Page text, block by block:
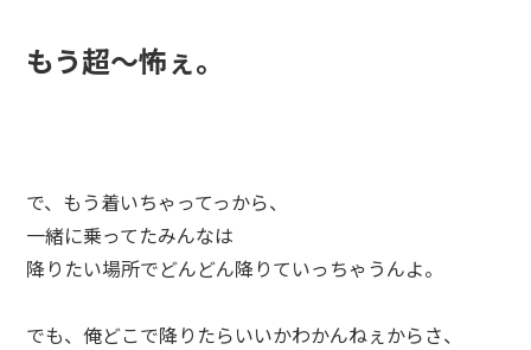
もう超～怖ぇ。
で、もう着いちゃってっから、
一緒に乗ってたみんなは
降りたい場所でどんどん降りていっちゃうんよ。
でも、俺どこで降りたらいいかわかんねぇからさ、